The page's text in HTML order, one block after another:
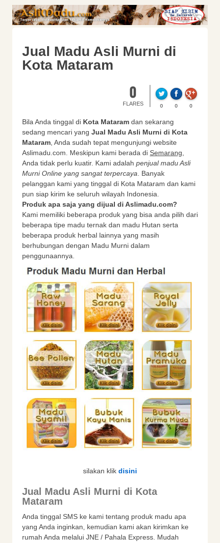
Jual Madu Asli Murni di
Kota Mataram
0
FLARES 0 0 0
Bila Anda tinggal di Kota Mataram dan sekarang
sedang mencari yang Jual Madu Asli Murni di Kota
Mataram, Anda sudah tepat mengunjungi website
Aslimadu.com. Meskipun kami berada di Semarang,
Anda tidak perlu kuatir. Kami adalah penjual madu Asli
Murni Online yang sangat terpercaya. Banyak
pelanggan kami yang tinggal di Kota Mataram dan kami
pun siap kirim ke seluruh wilayah Indonesia.
Produk apa saja yang dijual di Aslimadu.com?
Kami memiliki beberapa produk yang bisa anda pilih dari
beberapa tipe madu ternak dan madu Hutan serta
beberapa produk herbal lainnya yang masih
berhubungan dengan Madu Murni dalam
penggunaannya.
silakan klik disini
Jual Madu Asli Murni di Kota
Mataram
Anda tinggal SMS ke kami tentang produk madu apa
yang Anda inginkan, kemudian kami akan kirimkan ke
rumah Anda melalui JNE / Pahala Express. Mudah